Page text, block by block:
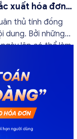
xuất hóa đơn
thủ tính đồng
dung. Bởi những
lập có thể làm
của bạn. Kế